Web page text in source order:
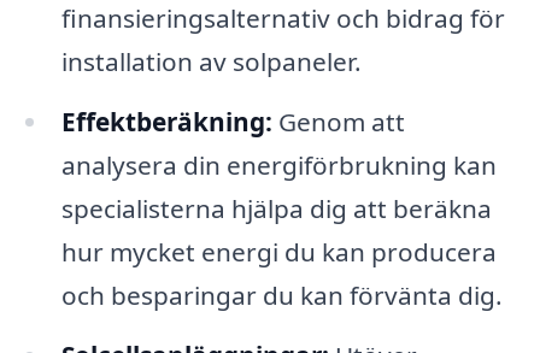
finansieringsalternativ och bidrag för
installation av solpaneler.
Effektberäkning: Genom att
analysera din energiförbrukning kan
specialisterna hjälpa dig att beräkna
hur mycket energi du kan producera
och besparingar du kan förvänta dig.